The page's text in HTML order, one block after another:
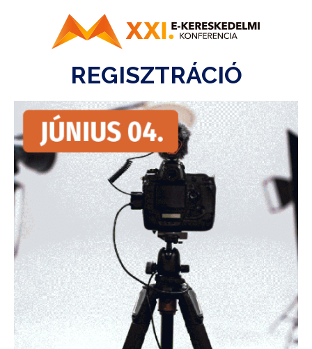
REGISZTRÁCIÓ